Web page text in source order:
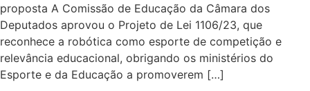
proposta A Comissão de Educação da Câmara dos
Deputados aprovou o Projeto de Lei 1106/23, que
reconhece a robótica como esporte de competição e
relevância educacional, obrigando os ministérios do
Esporte e da Educação a promoverem […]